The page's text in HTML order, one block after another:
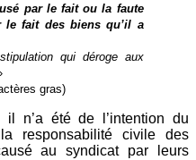
par le fait ou la faute
le fait des biens qu’il a
qui déroge aux
gras)
il n’a été de l’intention du
responsabilité civile des
au syndicat par leurs